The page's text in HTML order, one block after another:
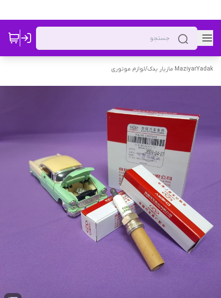
MaziyarYadak مازیار یدک /لوازم موتوری